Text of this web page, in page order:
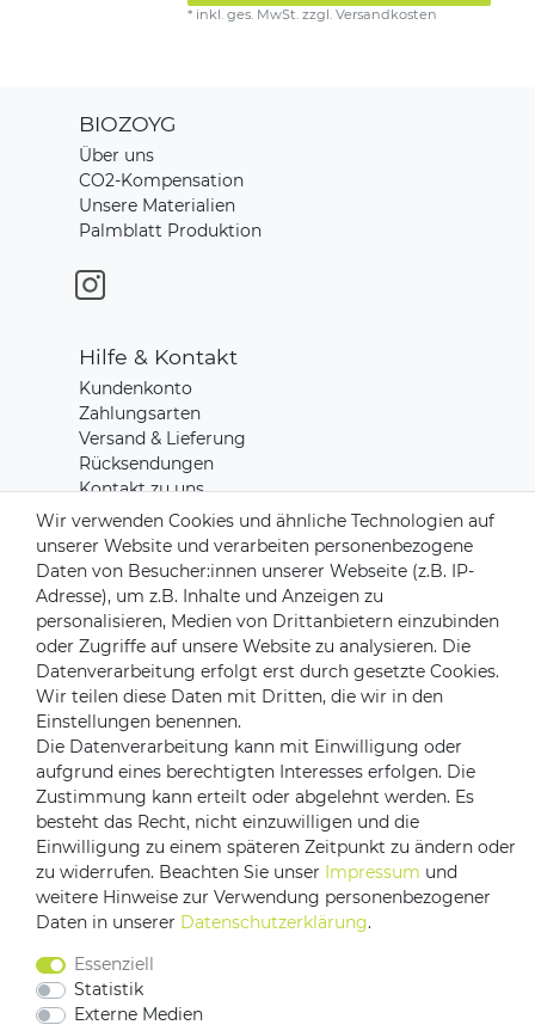
* inkl. ges. MwSt. zzgl.Versandkosten
BIOZOYG
Über uns
CO2-Kompensation
Unsere Materialien
Palmblatt Produktion
Hilfe & Kontakt
Kundenkonto
Zahlungsarten
Versand & Lieferung
Rücksendungen
Kontakt zu uns
Zahlungsanbieter
Versandpartner
Impressum Daten­schutz­erklärung
AGB
Barrierefreiheitserklärung
Vertrag widerrufen
Wir verwenden Cookies und ähnliche Technologien auf
unserer Website und verarbeiten personenbezogene
Daten von Besucher:innen unserer Webseite (z.B. IP-
Adresse), um z.B. Inhalte und Anzeigen zu
personalisieren, Medien von Drittanbietern einzubinden
oder Zugriffe auf unsere Website zu analysieren. Die
Datenverarbeitung erfolgt erst durch gesetzte Cookies.
Wir teilen diese Daten mit Dritten, die wir in den
Einstellungen benennen.
Die Datenverarbeitung kann mit Einwilligung oder
aufgrund eines berechtigten Interesses erfolgen. Die
Zustimmung kann erteilt oder abgelehnt werden. Es
besteht das Recht, nicht einzuwilligen und die
Einwilligung zu einem späteren Zeitpunkt zu ändern oder
zu widerrufen. Beachten Sie unser Impressum und
weitere Hinweise zur Verwendung personenbezogener
Daten in unserer Daten­schutz­erklärung.
Essenziell
Statistik
Externe Medien